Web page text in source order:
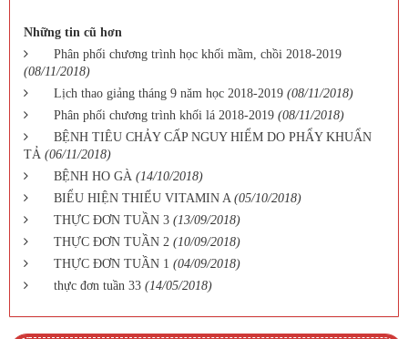
Những tin cũ hơn
Phân phối chương trình học khối mầm, chồi 2018-2019
(08/11/2018)
Lịch thao giảng tháng 9 năm học 2018-2019 (08/11/2018)
Phân phối chương trình khối lá 2018-2019 (08/11/2018)
BỆNH TIÊU CHẢY CẤP NGUY HIỂM DO PHẨY KHUẨN
TẢ (06/11/2018)
BỆNH HO GÀ (14/10/2018)
BIỂU HIỆN THIẾU VITAMIN A (05/10/2018)
THỰC ĐƠN TUẦN 3 (13/09/2018)
THỰC ĐƠN TUẦN 2 (10/09/2018)
THỰC ĐƠN TUẦN 1 (04/09/2018)
thực đơn tuần 33 (14/05/2018)